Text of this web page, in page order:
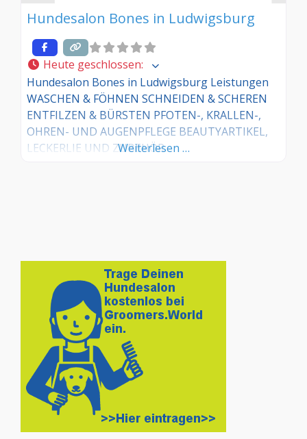
Hundesalon Bones in Ludwigsburg
Heute geschlossen:
Hundesalon Bones in Ludwigsburg Leistungen
WASCHEN & FÖHNEN SCHNEIDEN & SCHEREN
ENTFILZEN & BÜRSTEN PFOTEN-, KRALLEN-,
OHREN- UND AUGENPFLEGE BEAUTYARTIKEL,
LECKERLIE UND ZUBEHÖR
Weiterlesen …